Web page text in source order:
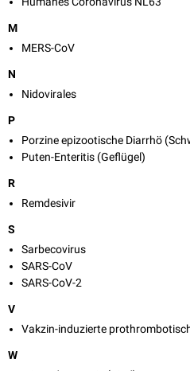
M
MERS-CoV
N
Nidovirales
P
Porzine epizootische Diarrhö
Puten-Enteritis (Geflügel)
R
Remdesivir
S
Sarbecovirus
SARS-CoV
SARS-CoV-2
V
Vakzin-induzierte
W